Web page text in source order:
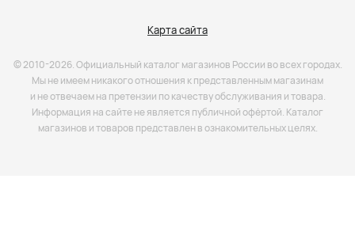
Карта сайта
© 2010-2026. Официальный каталог магазинов России во всех городах.
Мы не имеем никакого отношения к представленным магазинам
и не отвечаем на претензии по качеству обслуживания и товара.
Информация на сайте не является публичной офёртой. Каталог
магазинов и товаров представлен в ознакомительных целях.